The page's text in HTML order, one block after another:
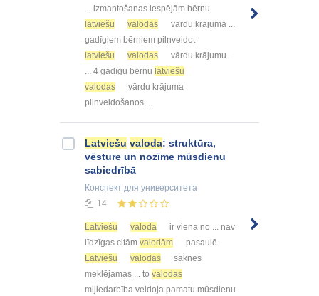
... izmantošanas iespējām bērnu
latviešu
valodas
vārdu krājuma ...
gadīgiem bērniem pilnveidot
latviešu
valodas
vārdu krājumu.
... 4 gadīgu bērnu latviešu
valodas
vārdu krājuma
pilnveidošanos ...
Latviešu valoda: struktūra,
vēsture un nozīme mūsdienu
sabiedrībā
Конспект для университета
14
Latviešu valoda
ir viena no ... nav
līdzīgas citām valodām
pasaulē.
Latviešu
valodas
saknes
meklējamas ... to valodas
mijiedarbība veidoja pamatu mūsdienu